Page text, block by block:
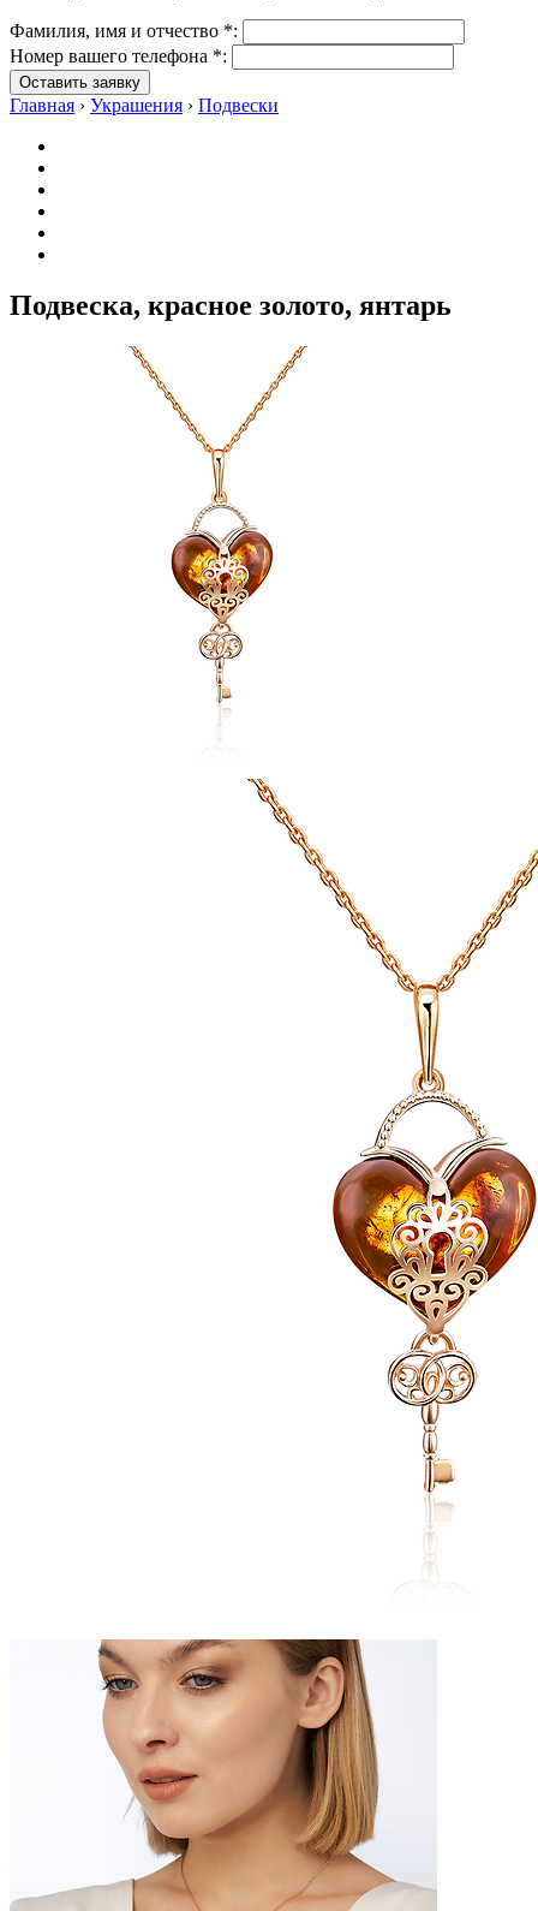
Фамилия, имя и отчество *:
Номер вашего телефона *:
Оставить заявку
Главная › Украшения › Подвески
Подвеска, красное золото, янтарь